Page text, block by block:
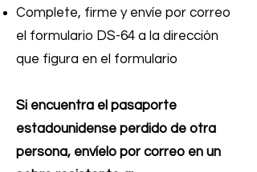
Complete, firme y envíe por correo
el formulario DS-64 a la dirección
que figura en el formulario
Si encuentra el pasaporte
estadounidense perdido de otra
persona, envíelo por correo en un